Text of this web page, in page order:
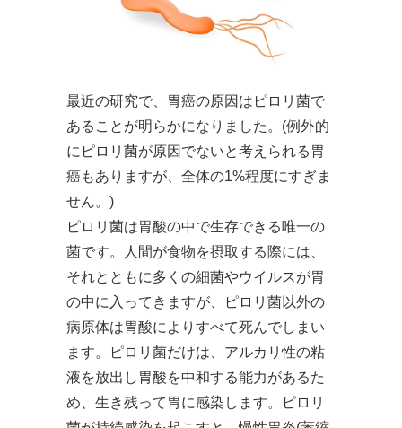
最近の研究で、胃癌の原因はピロリ菌で
あることが明らかになりました。(例外的
にピロリ菌が原因でないと考えられる胃
癌もありますが、全体の1%程度にすぎま
せん。)
ピロリ菌は胃酸の中で生存できる唯一の
菌です。人間が食物を摂取する際には、
それとともに多くの細菌やウイルスが胃
の中に入ってきますが、ピロリ菌以外の
病原体は胃酸によりすべて死んでしまい
ます。ピロリ菌だけは、アルカリ性の粘
液を放出し胃酸を中和する能力があるた
め、生き残って胃に感染します。ピロリ